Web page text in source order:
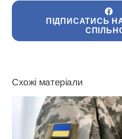
ПІДПИСАТИСЬ НА
Схожі матеріали